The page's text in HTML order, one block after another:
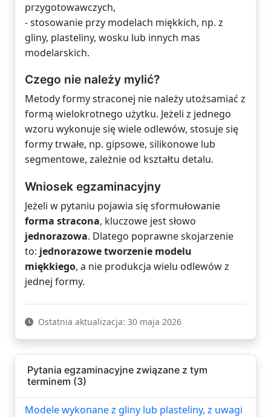
przygotowawczych,
- stosowanie przy modelach miękkich, np. z
gliny, plasteliny, wosku lub innych mas
modelarskich.
Czego nie należy mylić?
Metody formy straconej nie należy utożsamiać z
formą wielokrotnego użytku. Jeżeli z jednego
wzoru wykonuje się wiele odlewów, stosuje się
formy trwałe, np. gipsowe, silikonowe lub
segmentowe, zależnie od kształtu detalu.
Wniosek egzaminacyjny
Jeżeli w pytaniu pojawia się sformułowanie
forma stracona, kluczowe jest słowo
jednorazowa. Dlatego poprawne skojarzenie
to: jednorazowe tworzenie modelu
miękkiego, a nie produkcja wielu odlewów z
jednej formy.
Ostatnia aktualizacja: 30 maja 2026
Pytania egzaminacyjne związane z tym
terminem (3)
Modele wykonane z gliny lub plasteliny, z uwagi